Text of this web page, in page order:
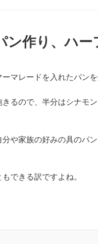
ン作り、ハー
マレードを入れたパンを
るので、半分はシナモ
や家族の好みの具のパ
できる訳ですよね。